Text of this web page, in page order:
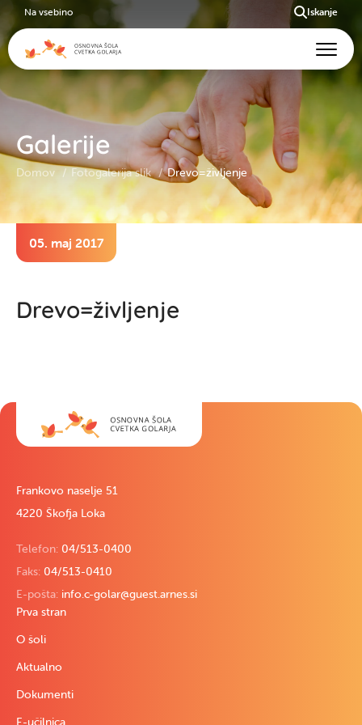
Galerije
Domov Fotogalerija slik Drevo=življenje
05. maj 2017
Drevo=življenje
Frankovo naselje 51
4220 Škofja Loka
Telefon: 04/513-0400
Faks: 04/513-0410
E-pošta: info.c-golar@guest.arnes.si
Prva stran
O šoli
Aktualno
Dokumenti
E-učilnica
Na vsebino Iskanje